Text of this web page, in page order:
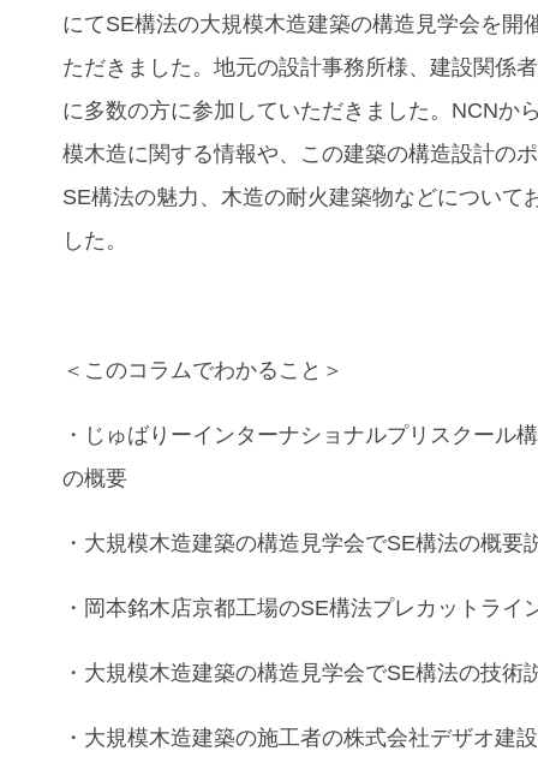
にてSE構法の大規模木造建築の構造見学会を開
ただきました。地元の設計事務所様、建設関係
に多数の方に参加していただきました。 NCNか
模木造に関する情報や、この建築の構造設計の
SE構法の魅力、木造の耐火建築物などについて
した。
＜このコラムでわかること＞
・じゅばりーインターナショナルプリスクール
の概要
・ 大規模木造建築の構造見学会でSE構法の概要
・岡本銘木店京都工場のSE構法プレカットライ
・ 大規模木造建築の構造見学会でSE構法の技術
・ 大規模木造建築の施工者の株式会社デザオ建設